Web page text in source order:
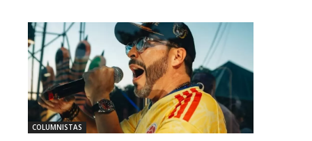
COLUMNISTAS